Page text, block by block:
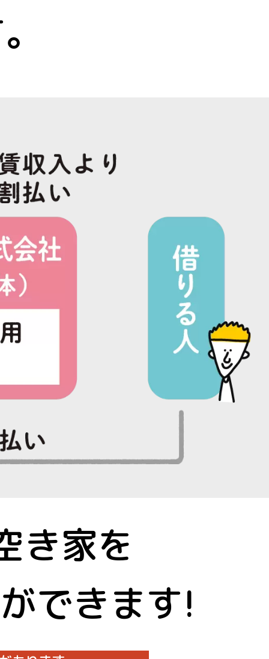
き家を
できます!